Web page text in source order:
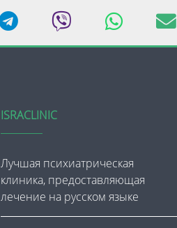
ISRACLINIC
Лучшая психиатрическая
клиника, предоставляющая
лечение на русском языке